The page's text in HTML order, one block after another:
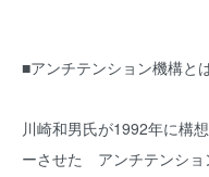
■アンチテンション機構と
川崎和男氏が1992年に構
ーさせた アンチテンショ